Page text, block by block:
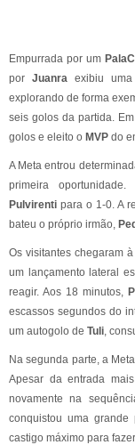
Empurrada por um
por Juanraexibiu uma
explorando de forma
seis golos da partida.
golos e eleito o MVP do
A Meta entrou
primeira oportunidade.
Pulvirenti para o 1-0. A
bateu o próprio irmão,
Os visitantes chegaram
um lançamento lateral
reagir. Aos 18 minutos,
escassos segundos do
um autogolo de Tuli,
Na segunda parte, a
Apesar da entrada
novamente na
conquistou uma
castigo máximo para